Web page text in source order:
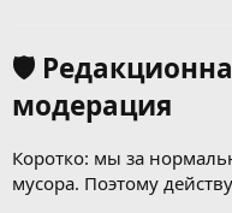
🛡️
модерация
Коротко: мы за
мусора. Поэтому